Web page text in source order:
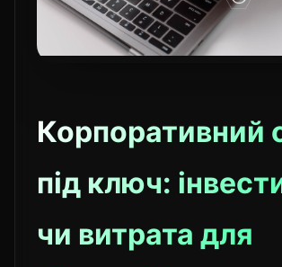
Корпоративний
під ключ:
чи витрата для